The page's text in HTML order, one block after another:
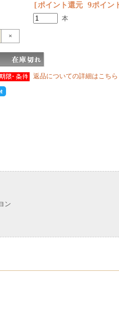
[ポイント還元 9ポイン
本
×
返品についての詳細はこちら
ン